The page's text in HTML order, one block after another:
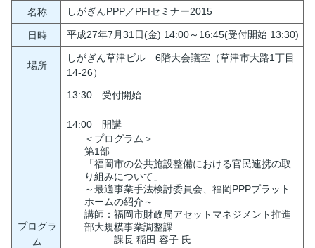
名称
しがぎんPPP／PFIセミナー2015
日時 平成27年7月31日(金) 14:00～16:45(受付開始 13:30)
場所
しがぎん草津ビル 6階大会議室（草津市大路1丁目
14-26）
プログラ
ム
13:30 受付開始
14:00 開講
＜プログラム＞
第1部
「福岡市の公共施設整備における官民連携の取
り組みについて」
～最適事業手法検討委員会、福岡PPPプラット
ホームの紹介～
講師：福岡市財政局アセットマネジメント推進
部大規模事業調整課
課長 稲田 容子 氏